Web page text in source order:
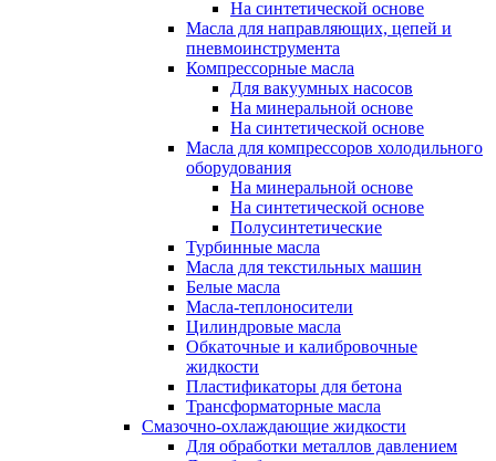
На синтетической основе
Масла для направляющих, цепей и
пневмоинструмента
Компрессорные масла
Для вакуумных насосов
На минеральной основе
На синтетической основе
Масла для компрессоров холодильного
оборудования
На минеральной основе
На синтетической основе
Полусинтетические
Турбинные масла
Масла для текстильных машин
Белые масла
Масла-теплоносители
Цилиндровые масла
Обкаточные и калибровочные
жидкости
Пластификаторы для бетона
Трансформаторные масла
Смазочно-охлаждающие жидкости
Для обработки металлов давлением